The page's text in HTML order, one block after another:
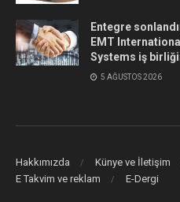
Entegre
EMT
Systems iş
5 AĞUSTOS 2026
Hakkımızda Künye ve İletişim
E Takvim ve reklam
E-Dergi